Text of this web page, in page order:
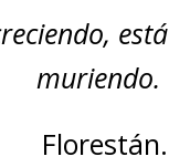
está
muriendo.
Florestán.